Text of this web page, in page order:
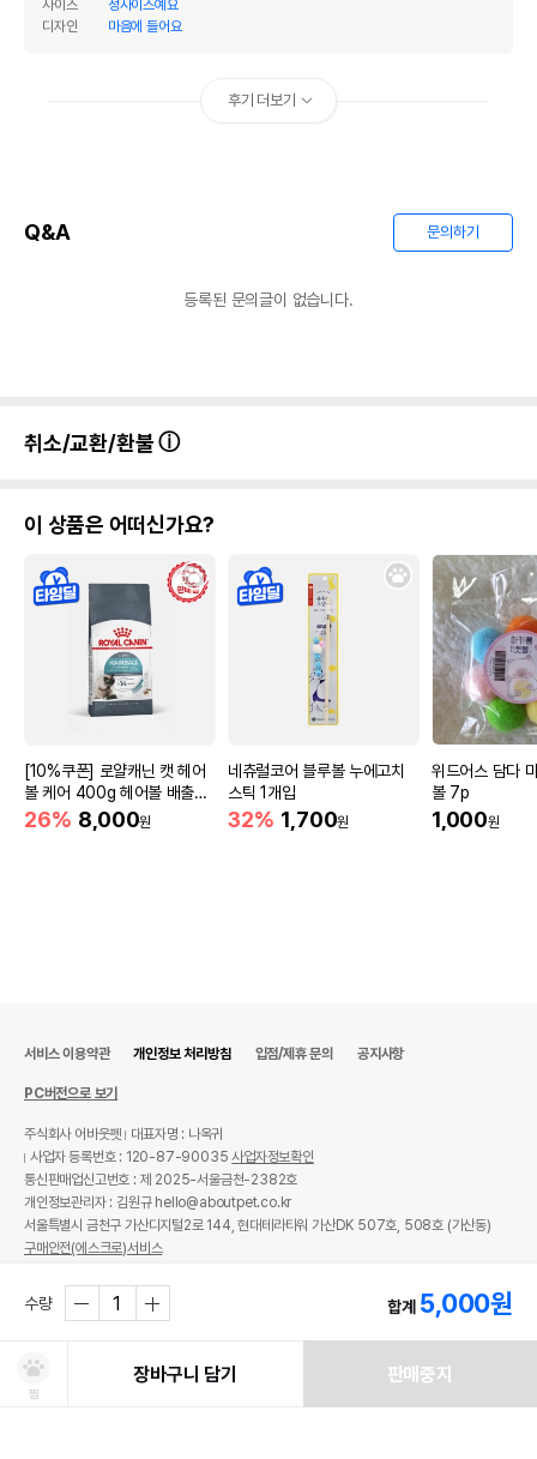
사이즈
정사이즈예요
디자인
마음에 들어요
후기 더보기
Q&A 문의하기
등록된 문의글이 없습니다.
취소/교환/환불
이 상품은 어떠신가요?
[10%쿠폰] 로얄캐닌 캣 헤어
볼 케어 400g 헤어볼 배출촉
진
26% 8,000원
네츄럴코어 블루볼 누에고치
스틱 1개입
32% 1,700원
위드어스 담다
볼 7p
1,000원
수량 합계 5,000원
찜
장바구니 담기 판매중지
서비스 이용약관 개인정보 처리방침 입점/제휴 문의 공지사항
PC버전으로 보기
주식회사 어바웃펫
대표자명 : 나옥귀
사업자 등록번호 : 120-87-90035사업자정보확인
통신판매업신고번호 : 제 2025-서울금천-2382호
개인정보관리자 : 김원규 hello@aboutpet.co.kr
서울특별시 금천구 가산디지털2로 144, 현대테라타워 가산DK 507호, 508호 (가산동)
구매안전(에스크로)서비스